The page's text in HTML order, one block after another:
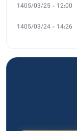
12:00 - 1405/03/25
14:26 - 1405/03/24